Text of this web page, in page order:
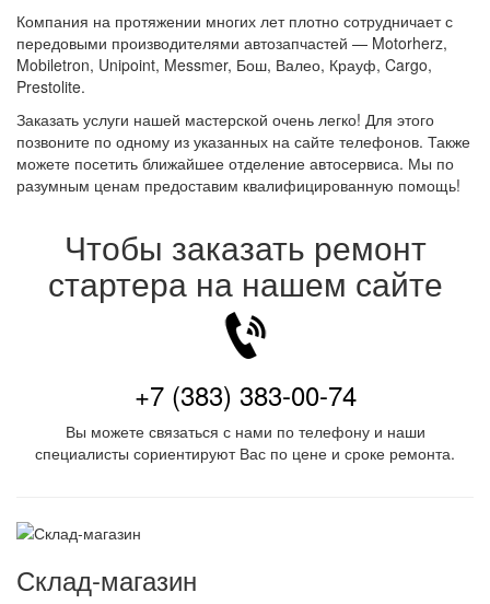
Компания на протяжении многих лет плотно сотрудничает с
передовыми производителями автозапчастей — Motorherz,
Mobiletron, Unipoint, Messmer, Бош, Валео, Крауф, Cargo,
Prestolite.
Заказать услуги нашей мастерской очень легко! Для этого
позвоните по одному из указанных на сайте телефонов. Также
можете посетить ближайшее отделение автосервиса. Мы по
разумным ценам предоставим квалифицированную помощь!
Чтобы заказать ремонт
стартера на нашем сайте
+7 (383) 383-00-74
Вы можете связаться с нами по телефону и наши
специалисты сориентируют Вас по цене и сроке ремонта.
Склад-магазин